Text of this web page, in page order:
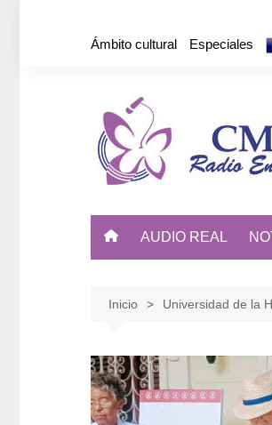
Ámbito cultural Especiales
AUDIO REAL
Inicio Universidad de la